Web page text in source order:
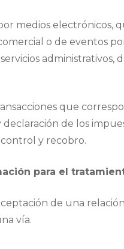
medios electrónicos,
o de eventos
administrativos,
que
declaración de los
y recobro.
para el
de una
vía.